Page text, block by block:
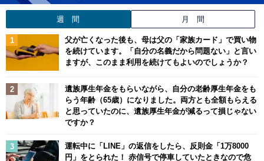
週 間 月 間
父が亡くなった後も、母は父の「家族カード」で買い物
を続けています。「自分の名義だから問題ない」と言い
ますが、このまま利用を続けてもよいのでしょうか？
遺族厚生年金をもらいながら、自分の老齢厚生年金をも
らう年齢（65歳）になりました。両方とも全額もらえる
と思っていたのに、遺族厚生年金が減るって損じゃない
ですか？
運転中に「LINE」の返信をしたら、反則金「1万8000
円」をとられた！ 赤信号で停車していたときなので危